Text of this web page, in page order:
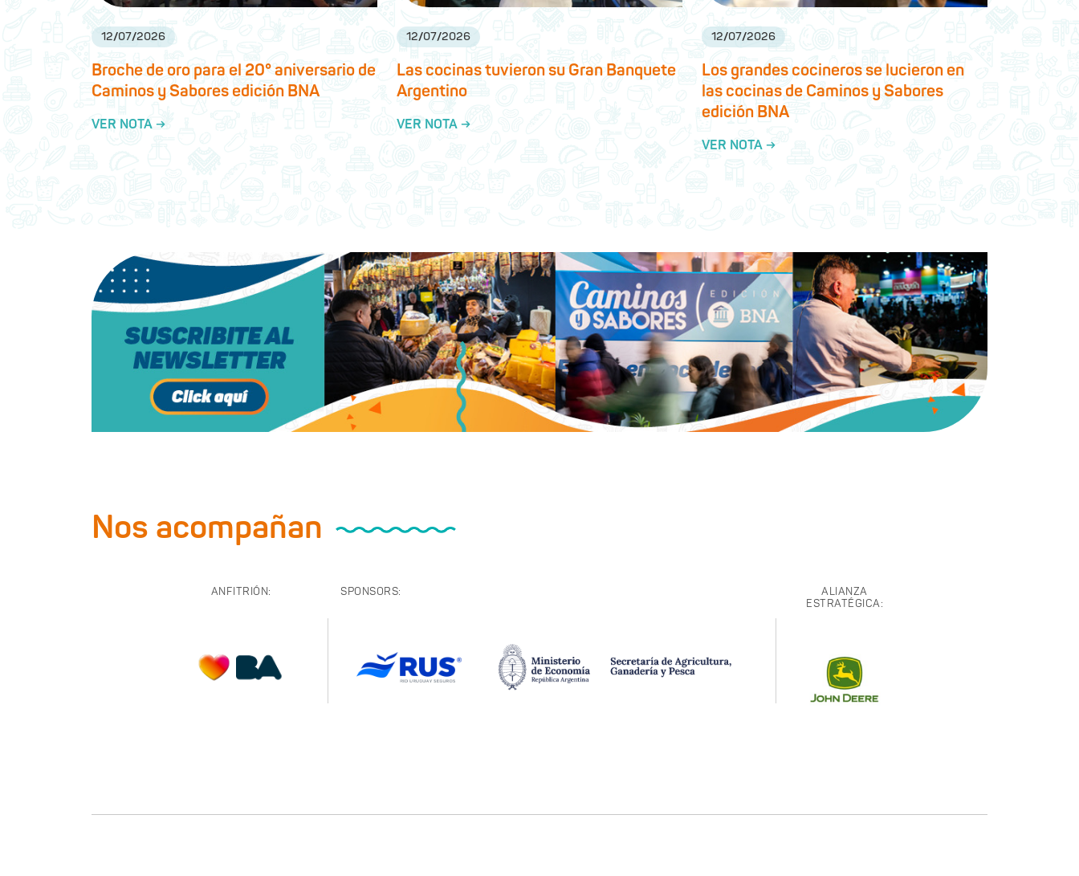
12/07/2026
Broche de oro para el 20° aniversario de
Caminos y Sabores edición BNA
VER NOTA →
12/07/2026
Las cocinas tuvieron su Gran Banquete
Argentino
VER NOTA →
12/07/2026
Los grandes cocineros se lucieron en
las cocinas de Caminos y Sabores
edición BNA
VER NOTA →
Nos acompañan
ANFITRIÓN: SPONSORS:
ALIANZA
ESTRATÉGICA: